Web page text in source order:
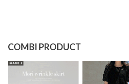
COMBI PRODUCT